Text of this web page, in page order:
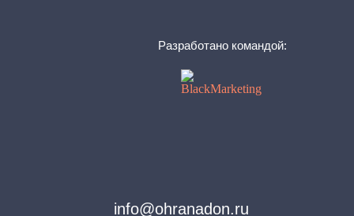
Разработано командой:
info@ohranadon.ru